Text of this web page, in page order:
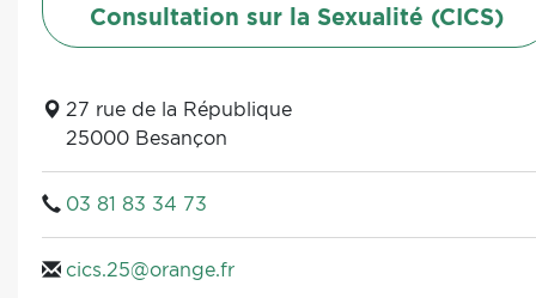
Consultation sur la Sexualité (CICS)
27 rue de la République
25000 Besançon
03 81 83 34 73
cics.25@orange.fr